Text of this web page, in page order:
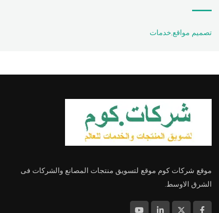
تصميم مواقع,خدمات
موقع شركات كوم موقع لتسويق منتجات المصانع والشركات فى
الشرق الاوسط.